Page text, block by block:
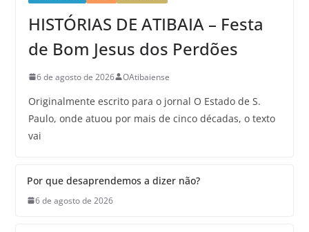
HISTÓRIAS DE ATIBAIA – Festa
de Bom Jesus dos Perdões
6 de agosto de 2026 OAtibaiense
Originalmente escrito para o jornal O Estado de S.
Paulo, onde atuou por mais de cinco décadas, o texto
vai
Por que desaprendemos a dizer não?
6 de agosto de 2026